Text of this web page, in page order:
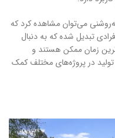
می‌توان مشاهده کرد که
تبدیل شده که به دنبال
زمان ممکن هستند و
در پروژه‌های مختلف کمک